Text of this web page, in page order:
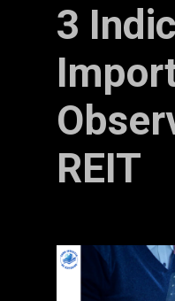
3
REIT